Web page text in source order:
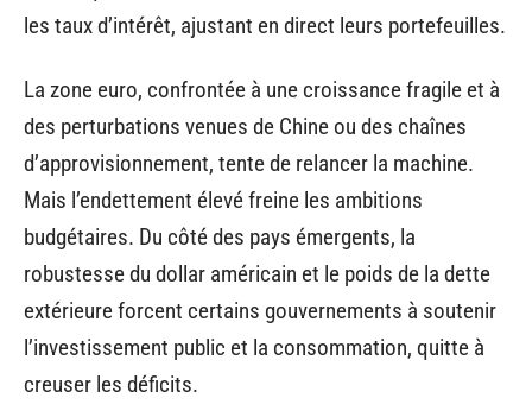
les taux d’intérêt, ajustant en direct leurs portefeuilles.
La zone euro, confrontée à une croissance fragile et à
des perturbations venues de Chine ou des chaînes
d’approvisionnement, tente de relancer la machine.
Mais l’endettement élevé freine les ambitions
budgétaires. Du côté des pays émergents, la
robustesse du dollar américain et le poids de la dette
extérieure forcent certains gouvernements à soutenir
l’investissement public et la consommation, quitte à
creuser les déficits.